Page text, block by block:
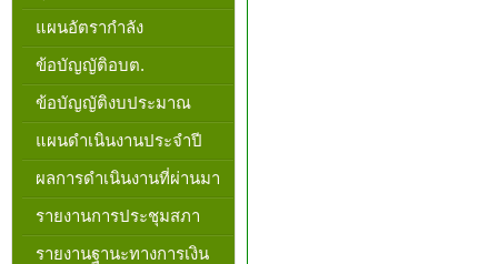
แผนอัตรากำลัง
ข้อบัญญัติอบต.
ข้อบัญญัติงบประมาณ
แผนดำเนินงานประจำปี
ผลการดำเนินงานที่ผ่านมา
รายงานการประชุมสภา
รายงานฐานะทางการเงิน